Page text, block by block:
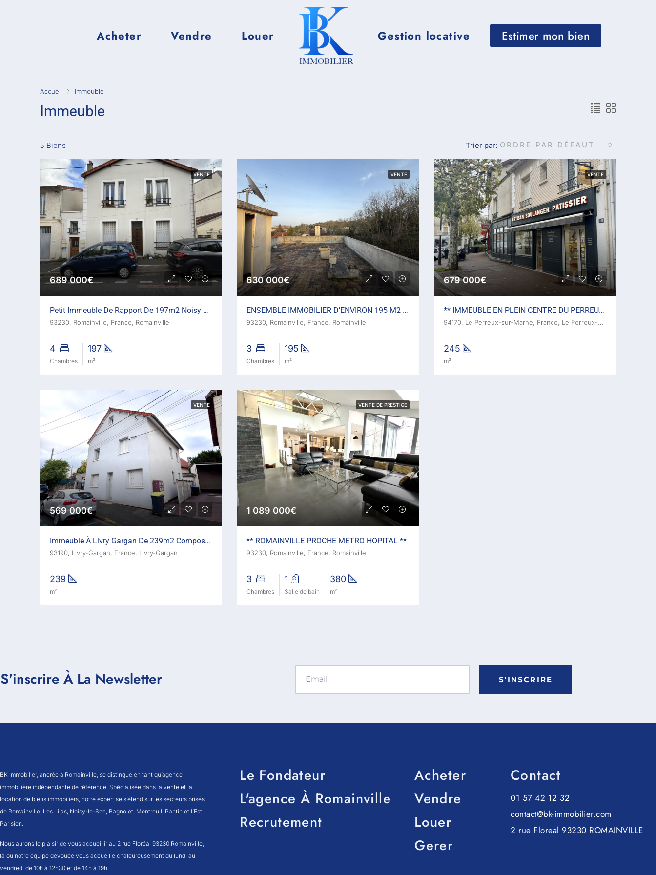
Acheter Vendre Louer Gestion locative Estimer mon bien
Accueil Immeuble
Immeuble
5 Biens Trier par: ORDRE PAR DÉFAUT
VENTE
689 000€
Petit Immeuble De Rapport De 197m2 Noisy Le Sec – Limite Rom
93230, Romainville, France, Romainville
4
Chambres
197
m²
VENTE
630 000€
ENSEMBLE IMMOBILIER D’ENVIRON 195 M2 FORT POTENTIEL IDÉA
93230, Romainville, France, Romainville
3
Chambres
195
m²
VENTE
679 000€
** IMMEUBLE EN PLEIN CENTRE DU PERREUX SUR MARNE **
94170, Le Perreux-sur-Marne, France, Le Perreux-sur-Marne
245
m²
VENTE
569 000€
Immeuble À Livry Gargan De 239m2 Composé De 4 Logements :
93190, Livry-Gargan, France, Livry-Gargan
239
m²
VENTE DE PRESTIGE
1 089 000€
** ROMAINVILLE PROCHE METRO HOPITAL **
93230, Romainville, France, Romainville
3
Chambres
1
Salle de bain
380
m²
S'inscrire À La Newsletter S'INSCRIRE
BK Immobilier, ancrée à Romainville, se distingue en tant qu’agence
immobilière indépendante de référence. Spécialisée dans la vente et la
location de biens immobiliers, notre expertise s’étend sur les secteurs prisés
de Romainville, Les Lilas, Noisy-le-Sec, Bagnolet, Montreuil, Pantin et l’Est
Parisien.
Nous aurons le plaisir de vous accueillir au 2 rue Floréal 93230 Romainville,
là où notre équipe dévouée vous accueille chaleureusement du lundi au
vendredi de 10h à 12h30 et de 14h à 19h.
Le Fondateur
L'agence À Romainville
Recrutement
Acheter
Vendre
Louer
Gerer
Contact
01 57 42 12 32
contact@bk-immobilier.com
2 rue Floreal 93230 ROMAINVILLE